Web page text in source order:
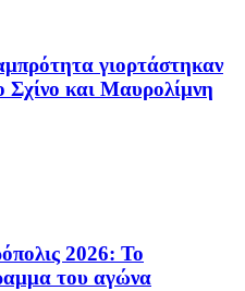
γιορτάστηκαν
Σχίνο και Μαυρολίμνη
2026: Το
του αγώνα